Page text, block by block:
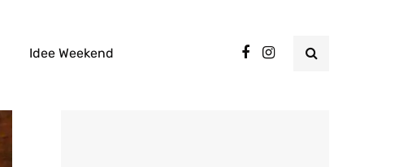
Idee Weekend